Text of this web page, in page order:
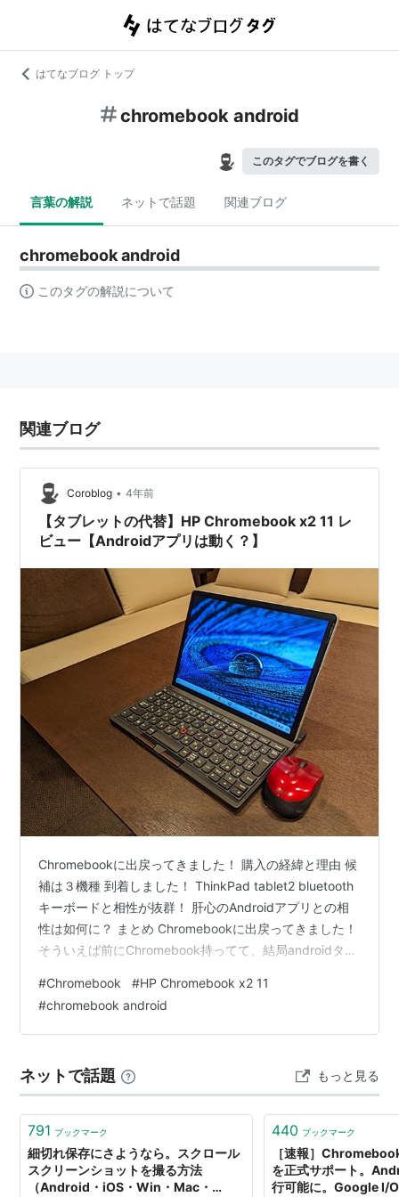
はてなブログ トップ
chromebook android
このタグでブログを書く
言葉の解説 ネットで話題 関連ブログ
chromebook android
このタグの解説について
関連ブログ
Coroblog • 4年前
【タブレットの代替】HP Chromebook x2 11 レ
ビュー【Androidアプリは動く？】
Chromebookに出戻ってきました！ 購入の経緯と理由 候
補は３機種 到着しました！ ThinkPad tablet2 bluetooth
キーボードと相性が抜群！ 肝心のAndroidアプリとの相
性は如何に？ まとめ Chromebookに出戻ってきました！
そういえば前にChromebook持ってて、結局androidタブ
が、なんだかまたいじってみたくなって買ってしまいま
した！ www.corobo.info www.corobo.info 最後に所有し
ていたのは同じくデタッチャブルタイプのHPの製品だっ
#Chromebook #HP Chromebook x2 11
#chromebook android
ネットで話題 もっと見る
791 ブックマーク
細切れ保存にさようなら。スクロール
スクリーンショットを撮る方法
（Android・iOS・Win・Mac・
440 ブックマーク
［速報］
を正式サポート。
行可能に。Google I/